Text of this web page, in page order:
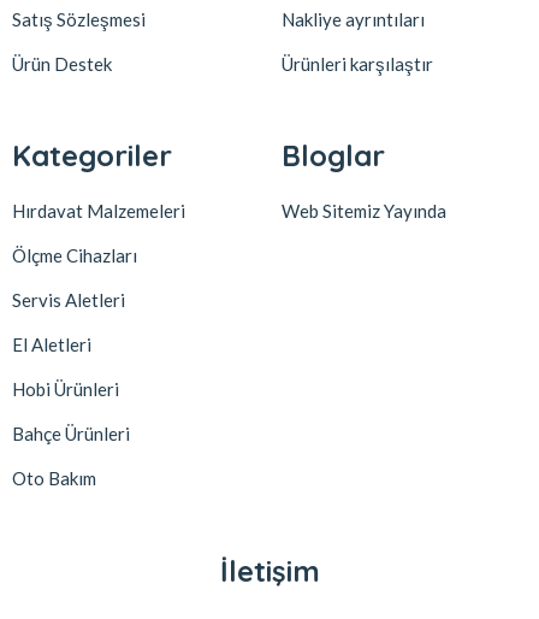
Satış Sözleşmesi
Ürün Destek
Nakliye ayrıntıları
Ürünleri karşılaştır
Kategoriler
Hırdavat Malzemeleri
Ölçme Cihazları
Servis Aletleri
El Aletleri
Hobi Ürünleri
Bahçe Ürünleri
Oto Bakım
Bloglar
Web Sitemiz Yayında
İletişim